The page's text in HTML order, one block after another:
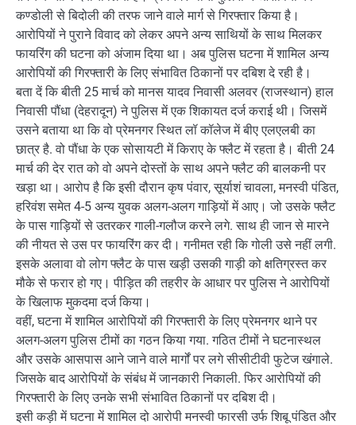
कण्डोली से बिदोली की तरफ जाने वाले मार्ग से गिरफ्तार किया है।
आरोपियों ने पुराने विवाद को लेकर अपने अन्य साथियों के साथ मिलकर
फायरिंग की घटना को अंजाम दिया था। अब पुलिस घटना में शामिल अन्य
आरोपियों की गिरफ्तारी के लिए संभावित ठिकानों पर दबिश दे रही है।
बता दें कि बीती 25 मार्च को मानस यादव निवासी अलवर (राजस्थान) हाल
निवासी पौंधा (देहरादून) ने पुलिस में एक शिकायत दर्ज कराई थी। जिसमें
उसने बताया था कि वो प्रेमनगर स्थित लॉ कॉलेज में बीए एलएलबी का
छात्र है. वो पौंधा के एक सोसायटी में किराए के फ्लैट में रहता है। बीती 24
मार्च की देर रात को वो अपने दोस्तों के साथ अपने फ्लैट की बालकनी पर
खड़ा था। आरोप है कि इसी दौरान कृष पंवार, सूर्याशं चावला, मनस्वी पंडित,
हरिवंश समेत 4-5 अन्य युवक अलग-अलग गाड़ियों में आए। जो उसके फ्लैट
के पास गाड़ियों से उतरकर गाली-गलौज करने लगे. साथ ही जान से मारने
की नीयत से उस पर फायरिंग कर दी। गनीमत रही कि गोली उसे नहीं लगी.
इसके अलावा वो लोग फ्लैट के पास खड़ी उसकी गाड़ी को क्षतिग्रस्त कर
मौके से फरार हो गए। पीड़ित की तहरीर के आधार पर पुलिस ने आरोपियों
के खिलाफ मुकदमा दर्ज किया।
वहीं, घटना में शामिल आरोपियों की गिरफ्तारी के लिए प्रेमनगर थाने पर
अलग-अलग पुलिस टीमों का गठन किया गया. गठित टीमों ने घटनास्थल
और उसके आसपास आने जाने वाले मार्गों पर लगे सीसीटीवी फुटेज खंगाले.
जिसके बाद आरोपियों के संबंध में जानकारी निकाली. फिर आरोपियों की
गिरफ्तारी के लिए उनके सभी संभावित ठिकानों पर दबिश दी।
इसी कड़ी में घटना में शामिल दो आरोपी मनस्वी फारसी उर्फ शिबू पंडित और